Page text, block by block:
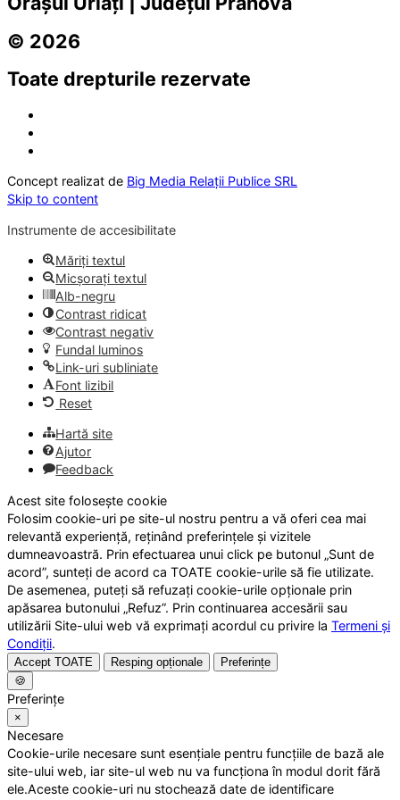
© 2026
Toate drepturile rezervate
Concept realizat de Big Media Relații Publice SRL
Skip to content
Instrumente de accesibilitate
Măriți textul
Micșorați textul
Alb-negru
Contrast ridicat
Contrast negativ
Fundal luminos
Link-uri subliniate
Font lizibil
Reset
Hartă site
Ajutor
Feedback
Acest site folosește cookie
Folosim cookie-uri pe site-ul nostru pentru a vă oferi cea mai
relevantă experiență, reținând preferințele și vizitele
dumneavoastră. Prin efectuarea unui click pe butonul „Sunt de
acord”, sunteți de acord ca TOATE cookie-urile să fie utilizate.
De asemenea, puteți să refuzați cookie-urile opționale prin
apăsarea butonului „Refuz”. Prin continuarea accesării sau
utilizării Site-ului web vă exprimați acordul cu privire la Termeni și
Condiții.
Accept TOATE Resping opționale
Preferințe
🍪
Preferințe
×
Necesare
Cookie-urile necesare sunt esențiale pentru funcțiile de bază ale
site-ului web, iar site-ul web nu va funcționa în modul dorit fără
ele.Aceste cookie-uri nu stochează date de identificare